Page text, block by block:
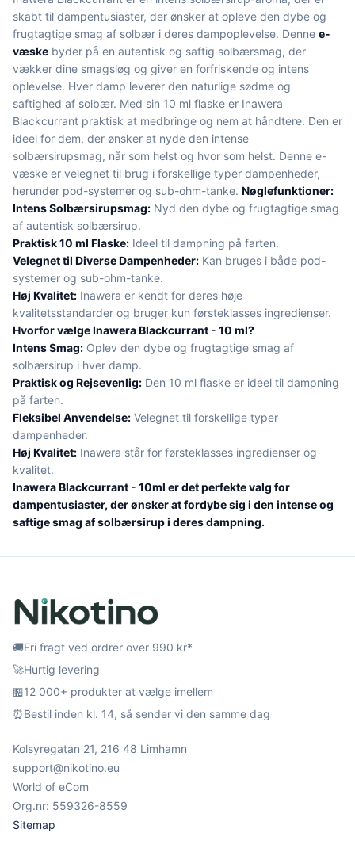
skabt til dampentusiaster, der ønsker at opleve den dybe og
frugtagtige smag af solbær i deres dampoplevelse. Denne e-
væske byder på en autentisk og saftig solbærsmag, der
vækker dine smagsløg og giver en forfriskende og intens
oplevelse. Hver damp leverer den naturlige sødme og
saftighed af solbær. Med sin 10 ml flaske er Inawera
Blackcurrant praktisk at medbringe og nem at håndtere. Den er
ideel for dem, der ønsker at nyde den intense
solbærsirupsmag, når som helst og hvor som helst. Denne e-
væske er velegnet til brug i forskellige typer dampenheder,
herunder pod-systemer og sub-ohm-tanke. Nøglefunktioner:
Intens Solbærsirupsmag: Nyd den dybe og frugtagtige smag
af autentisk solbærsirup.
Praktisk 10 ml Flaske: Ideel til dampning på farten.
Velegnet til Diverse Dampenheder: Kan bruges i både pod-
systemer og sub-ohm-tanke.
Høj Kvalitet: Inawera er kendt for deres høje
kvalitetsstandarder og bruger kun førsteklasses ingredienser.
Hvorfor vælge Inawera Blackcurrant - 10 ml?
Intens Smag: Oplev den dybe og frugtagtige smag af
solbærsirup i hver damp.
Praktisk og Rejsevenlig: Den 10 ml flaske er ideel til dampning
på farten.
Fleksibel Anvendelse: Velegnet til forskellige typer
dampenheder.
Høj Kvalitet: Inawera står for førsteklasses ingredienser og
kvalitet.
Inawera Blackcurrant - 10ml er det perfekte valg for
dampentusiaster, der ønsker at fordybe sig i den intense og
saftige smag af solbærsirup i deres dampning.
🚚Fri fragt ved ordrer over 990 kr*
🚀Hurtig levering
🏪12 000+ produkter at vælge imellem
⏰Bestil inden kl. 14, så sender vi den samme dag
Kolsyregatan 21, 216 48 Limhamn
support@nikotino.eu
World of eCom
Org.nr: 559326-8559
Sitemap